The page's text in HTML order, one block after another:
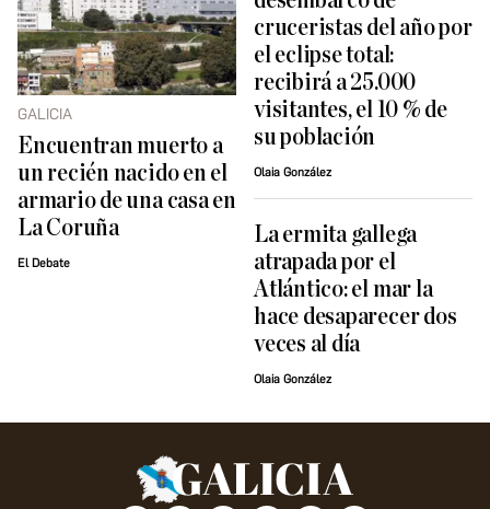
GALICIA
Encuentran muerto a
un recién nacido en el
armario de una casa en
La Coruña
El Debate
cruceristas del año por
el eclipse total:
recibirá a 25.000
visitantes, el 10 % de
su población
Olaia González
La ermita gallega
atrapada por el
Atlántico: el mar la
hace desaparecer dos
veces al día
Olaia González